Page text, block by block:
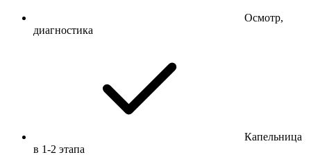
Осмотр,
диагностика
Капельница
в 1-2 этапа